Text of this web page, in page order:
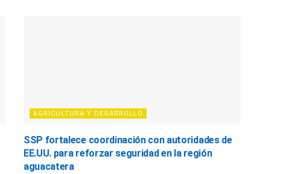
AGRICULTURA Y DESARROLLO
SSP fortalece coordinación con autoridades de
EE.UU. para reforzar seguridad en la región
aguacatera